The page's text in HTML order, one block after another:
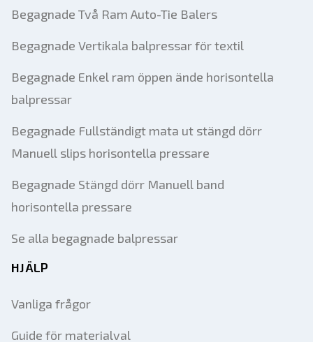
Begagnade Två Ram Auto-Tie Balers
Begagnade Vertikala balpressar för textil
Begagnade Enkel ram öppen ände horisontella
balpressar
Begagnade Fullständigt mata ut stängd dörr
Manuell slips horisontella pressare
Begagnade Stängd dörr Manuell band
horisontella pressare
Se alla begagnade balpressar
HJÄLP
Vanliga frågor
Guide för materialval